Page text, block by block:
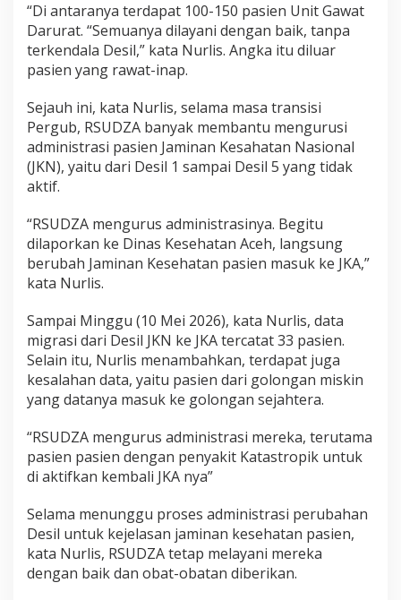
“Di antaranya terdapat 100-150 pasien Unit Gawat
Darurat. “Semuanya dilayani dengan baik, tanpa
terkendala Desil,” kata Nurlis. Angka itu diluar
pasien yang rawat-inap.
Sejauh ini, kata Nurlis, selama masa transisi
Pergub, RSUDZA banyak membantu mengurusi
administrasi pasien Jaminan Kesahatan Nasional
(JKN), yaitu dari Desil 1 sampai Desil 5 yang tidak
aktif.
“RSUDZA mengurus administrasinya. Begitu
dilaporkan ke Dinas Kesehatan Aceh, langsung
berubah Jaminan Kesehatan pasien masuk ke JKA,”
kata Nurlis.
Sampai Minggu (10 Mei 2026), kata Nurlis, data
migrasi dari Desil JKN ke JKA tercatat 33 pasien.
Selain itu, Nurlis menambahkan, terdapat juga
kesalahan data, yaitu pasien dari golongan miskin
yang datanya masuk ke golongan sejahtera.
“RSUDZA mengurus administrasi mereka, terutama
pasien pasien dengan penyakit Katastropik untuk
di aktifkan kembali JKA nya”
Selama menunggu proses administrasi perubahan
Desil untuk kejelasan jaminan kesehatan pasien,
kata Nurlis, RSUDZA tetap melayani mereka
dengan baik dan obat-obatan diberikan.